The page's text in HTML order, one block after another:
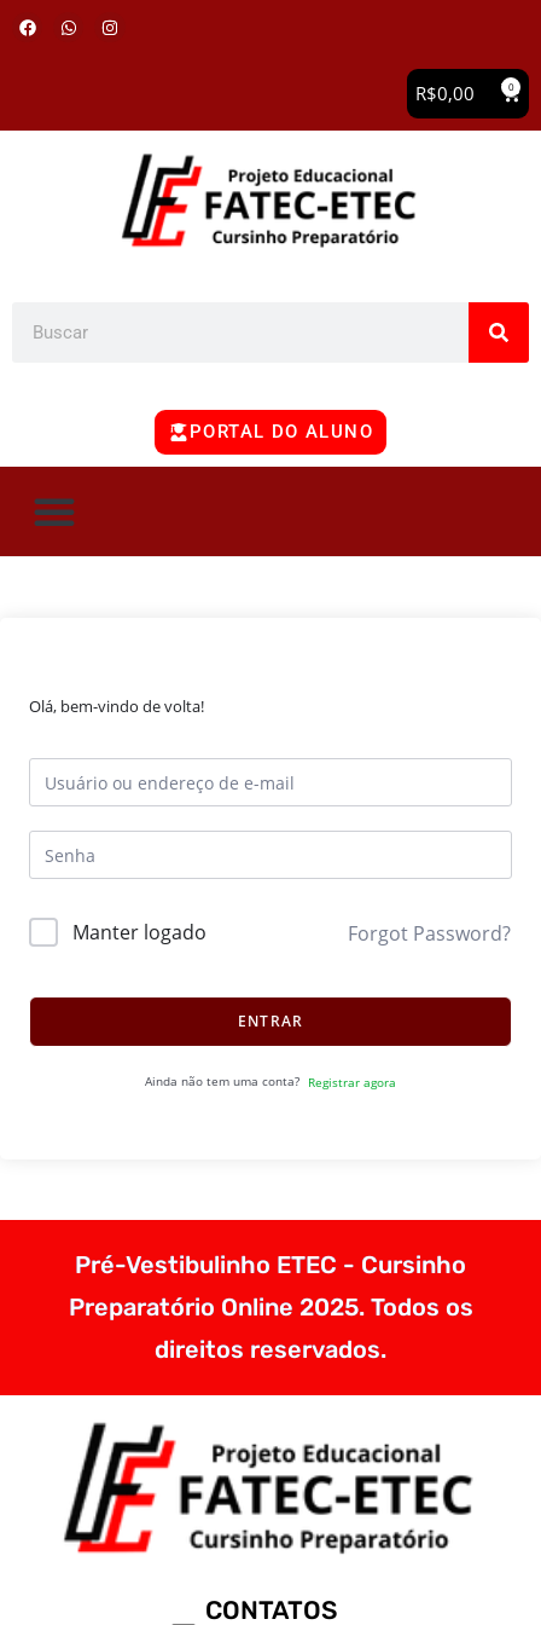
R$0,00 0
PORTAL DO ALUNO
Olá, bem-vindo de volta!
Manter logado Forgot Password?
ENTRAR
Ainda não tem uma conta? Registrar agora
Pré-Vestibulinho ETEC - Cursinho
Preparatório Online 2025. Todos os
direitos reservados.
CONTATOS